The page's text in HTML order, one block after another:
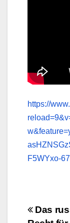
https://
F5WYxo-
Das